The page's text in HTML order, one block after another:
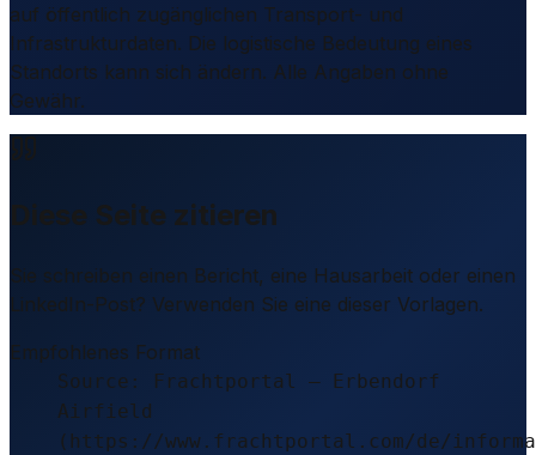
auf öffentlich zugänglichen Transport- und
Infrastrukturdaten. Die logistische Bedeutung eines
Standorts kann sich ändern. Alle Angaben ohne
Gewähr.
Diese Seite zitieren
Sie schreiben einen Bericht, eine Hausarbeit oder einen
LinkedIn-Post? Verwenden Sie eine dieser Vorlagen.
Empfohlenes Format
Source: Frachtportal – Erbendorf
Airfield
(https://www.frachtportal.com/de/